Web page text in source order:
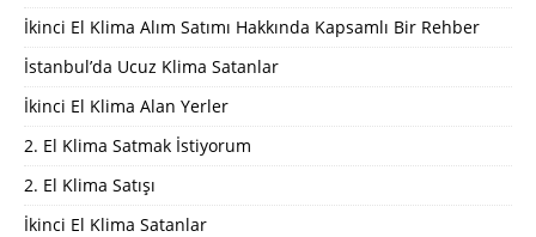
İkinci El Klima Alım Satımı Hakkında Kapsamlı Bir Rehber
İstanbul’da Ucuz Klima Satanlar
İkinci El Klima Alan Yerler
2. El Klima Satmak İstiyorum
2. El Klima Satışı
İkinci El Klima Satanlar